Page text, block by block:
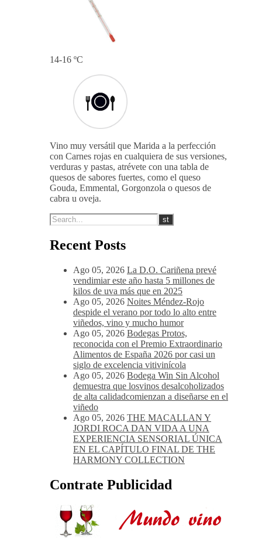
14-16 ºC
Vino muy versátil que Marida a la perfección
con Carnes rojas en cualquiera de sus versiones,
verduras y pastas, atrévete con una tabla de
quesos de sabores fuertes, como el queso
Gouda, Emmental, Gorgonzola o quesos de
cabra u oveja.
Recent Posts
Ago 05, 2026 La D.O. Cariñena prevé
vendimiar este año hasta 5 millones de
kilos de uva más que en 2025
Ago 05, 2026 Noites Méndez-Rojo
despide el verano por todo lo alto entre
viñedos, vino y mucho humor
Ago 05, 2026 Bodegas Protos,
reconocida con el Premio Extraordinario
Alimentos de España 2026 por casi un
siglo de excelencia vitivinícola
Ago 05, 2026 Bodega Win Sin Alcohol
demuestra que losvinos desalcoholizados
de alta calidadcomienzan a diseñarse en el
viñedo
Ago 05, 2026 THE MACALLAN Y
JORDI ROCA DAN VIDA A UNA
EXPERIENCIA SENSORIAL ÚNICA
EN EL CAPÍTULO FINAL DE THE
HARMONY COLLECTION
Contrate Publicidad